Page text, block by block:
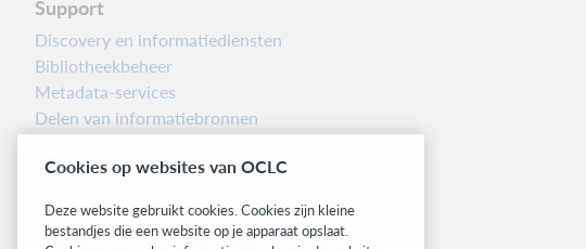
Support
Discovery en informatiediensten
Bibliotheekbeheer
Metadata-services
Delen van informatiebronnen
Informatie over releases
Cookies op websites van OCLC
Deze website gebruikt cookies. Cookies zijn kleine
bestandjes die een website op je apparaat opslaat.